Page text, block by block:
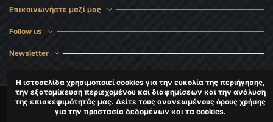
Επικοινωνήστε μαζί μας
Follow us
Newsletter
Η ιστοσελίδα χρησιμοποιεί cookies για την ευκολία της περιήγησης,
την εξατομίκευση περιεχομένου και διαφημίσεων και την ανάλυση
της επισκεψιμότητάς μας. Δείτε τους ανανεωμένους όρους χρήσης
για την προστασία δεδομένων και τα cookies.